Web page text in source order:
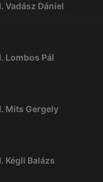
Vadász Dániel
Lombos Pál
Mits Gergely
Kégli Balázs